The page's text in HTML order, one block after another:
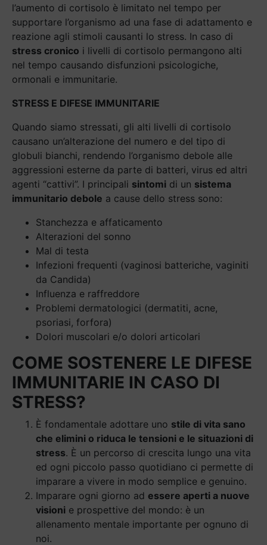
l’aumento di cortisolo è limitato nel tempo per
supportare l’organismo ad una fase di adattamento e
reazione agli stimoli causanti lo stress. In caso di
stress cronico i livelli di cortisolo permangono alti
nel tempo causando disfunzioni psicologiche,
ormonali e immunitarie.
STRESS E DIFESE IMMUNITARIE
Quando siamo stressati, gli alti livelli di cortisolo
causano un’alterazione del numero e del tipo di
globuli bianchi, rendendo l’organismo debole alle
aggressioni esterne da parte di batteri, virus ed altri
agenti “cattivi”. I principali sintomi di un sistema
immunitario debole a cause dello stress sono:
Stanchezza e affaticamento
Alterazioni del sonno
Mal di testa
Infezioni frequenti (vaginosi batteriche, vaginiti
da Candida)
Influenza e raffreddore
Problemi dermatologici (dermatiti, acne,
psoriasi, forfora)
Dolori muscolari e/o dolori articolari
COME SOSTENERE LE DIFESE
IMMUNITARIE IN CASO DI
STRESS?
È fondamentale adottare uno stile di vita sano
che elimini o riduca le tensioni e le situazioni di
stress. È un percorso di crescita lungo una vita
ed ogni piccolo passo quotidiano ci permette di
imparare a vivere in modo semplice e genuino.
Imparare ogni giorno ad essere aperti a nuove
visioni e prospettive del mondo: è un
allenamento mentale importante per ognuno di
noi.